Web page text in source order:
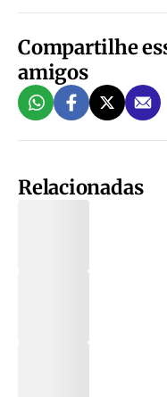
Compartilhe
amigos
Relacionadas